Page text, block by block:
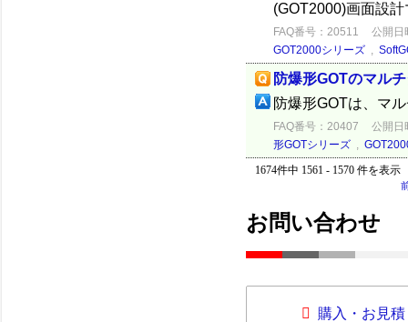
(GOT2000)画面設
FAQ番号：20511
公開日
GOT2000シリーズ ,
防爆形GOTのマル
防爆形GOTは、マ
FAQ番号：20407
公開日
形GOTシリーズ ,
1674件中 1561 - 1570 件を表示
お問い合わせ
購入・お見